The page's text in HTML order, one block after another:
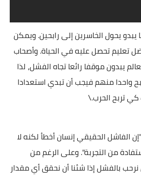
يحول الخاسرين إلى رابحين. ويمكن
تعليم تحصل عليه في الحياة. وأصحاب
يبدون موقفا رائعا تجاه الفشل، لذا
واحدا منهم فيجب أن تبدي استعدادا
تربح الحرب.\
الفاشل الحقيقي إنسان أخطأ لكنه لا
من التجربة". وعلى الرغم من
بالفشل إذا شئنا أن نحقق أي مقدار